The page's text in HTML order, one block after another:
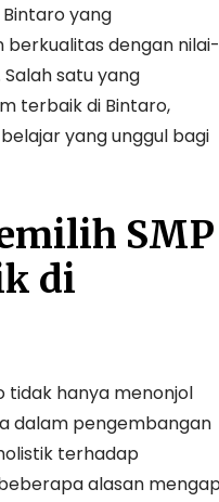
yang
berkualitas dengan nilai-
satu yang
terbaik di Bintaro,
yang unggul bagi
SMP
di
tidak hanya menonjol
dalam pengembangan
terhadap
alasan